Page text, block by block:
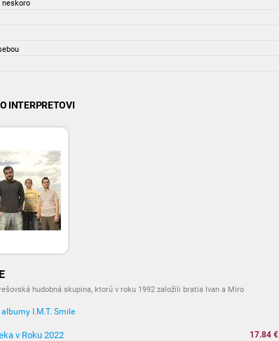
neskoro
INTERPRETOVI
hudobná skupina, ktorú v roku 1992 založili bratia Ivan a Miro
I.M.T. Smile
v Roku 2022 17.84 €